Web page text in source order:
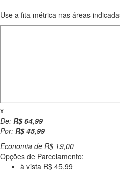
Use a fita métrica nas áreas
x
De: R$ 64,99
Por: R$ 45,99
Economia de R$ 19,00
Opções de Parcelamento:
à vista R$ 45,99